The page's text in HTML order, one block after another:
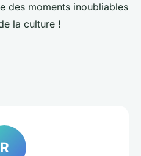
des moments inoubliables
la culture !
R